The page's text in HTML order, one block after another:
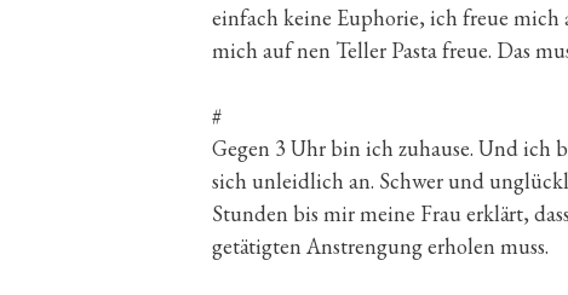
einfach keine Euphorie, ich freue mich
mich auf nen Teller Pasta freue. Das
#
Gegen 3 Uhr bin ich zuhause. Und ich
sich unleidlich an. Schwer und
Stunden bis mir meine Frau erklärt,
getätigten Anstrengung erholen muss.